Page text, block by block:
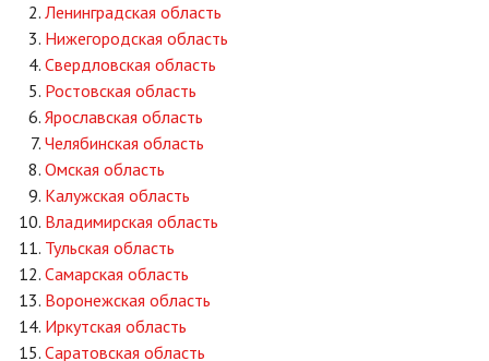
Ленинградская область
Нижегородская область
Свердловская область
Ростовская область
Ярославская область
Челябинская область
Омская область
Калужская область
Владимирская область
Тульская область
Самарская область
Воронежская область
Иркутская область
Саратовская область